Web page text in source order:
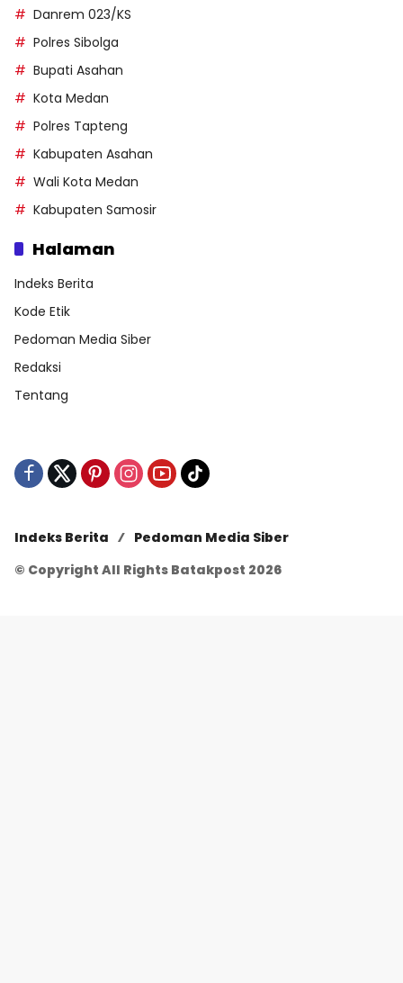
Danrem 023/KS
Polres Sibolga
Bupati Asahan
Kota Medan
Polres Tapteng
Kabupaten Asahan
Wali Kota Medan
Kabupaten Samosir
Halaman
Indeks Berita
Kode Etik
Pedoman Media Siber
Redaksi
Tentang
Indeks Berita
Pedoman Media Siber
© Copyright All Rights Batakpost 2026